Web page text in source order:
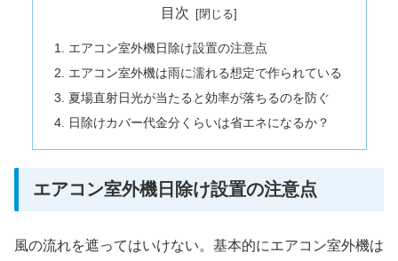
目次
エアコン室外機日除け設置の注意点
エアコン室外機は雨に濡れる想定で作られている
夏場直射日光が当たると効率が落ちるのを防ぐ
日除けカバー代金分くらいは省エネになるか？
エアコン室外機日除け設置の注意点
風の流れを遮ってはいけない。基本的にエアコン室外機は